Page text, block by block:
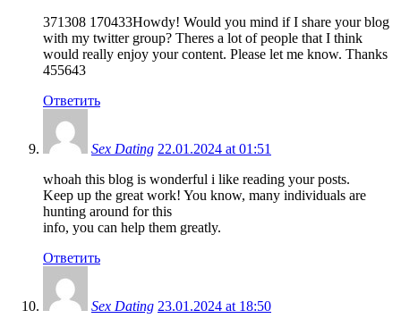
371308 170433Howdy! Would you mind if I share your blog
with my twitter group? Theres a lot of people that I think
would really enjoy your content. Please let me know. Thanks
455643
Ответить
Sex Dating 22.01.2024 at 01:51
whoah this blog is wonderful i like reading your posts.
Keep up the great work! You know, many individuals are
hunting around for this
info, you can help them greatly.
Ответить
Sex Dating 23.01.2024 at 18:50